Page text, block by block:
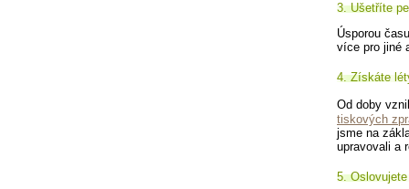
3. Ušetříte
Úsporou
více pro jiné
4. Získáte
Od doby
tiskových
jsme na
upravovali a
5.